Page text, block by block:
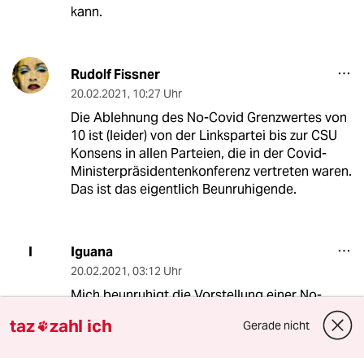
kann.
Rudolf Fissner
20.02.2021, 10:27 Uhr
Die Ablehnung des No-Covid Grenzwertes von
10 ist (leider) von der Linkspartei bis zur CSU
Konsens in allen Parteien, die in der Covid-
Ministerpräsidentenkonferenz vertreten waren.
Das ist das eigentlich Beunruhigende.
I Iguana
20.02.2021, 03:12 Uhr
Mich beunruhigt die Vorstellung einer No-
Covid-Strategie deutlich mehr. Im derzeitigen
Tempo wäre z.B. Hamburg bis Mitte Dezember
taz zahl ich Gerade nicht